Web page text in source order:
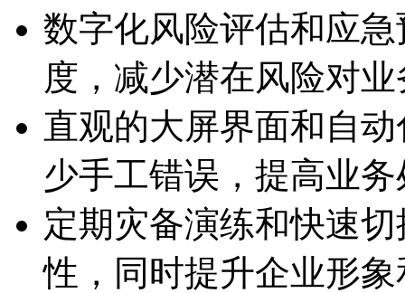
数字化风险评估和应
度，减少潜在风险对
直观的大屏界面和自动
少手工错误，提高业
定期灾备演练和快速
性，同时提升企业形